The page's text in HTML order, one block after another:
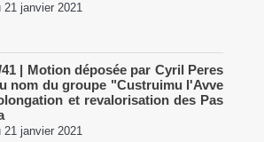
21 janvier 2021
41 | Motion déposée par Cyril Peres
nom du groupe "Custruimu l'Avve
et revalorisation des Pas
21 janvier 2021